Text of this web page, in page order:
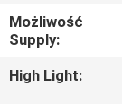
NAMI
POPROSIĆ
Możliwość
Supply:
High Light: